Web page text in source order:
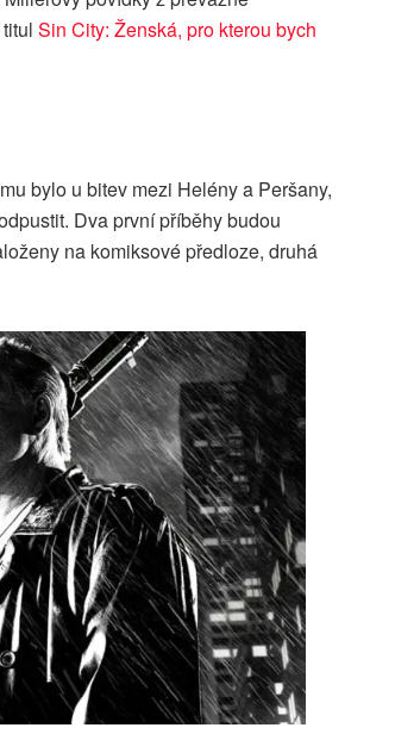
Sin City: Ženská, pro kterou bych
bylo u bitev mezi Helény a Peršany,
Dva první příběhy budou
na komiksové předloze, druhá